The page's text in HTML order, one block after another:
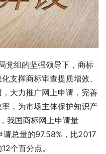
党组的坚强领导下，商标
支撑商标审查提质增效、
大力推广网上申请，完善
，为市场主体保护知识产
我国商标网上申请量
总量的97.58%，比2017
个百分点。